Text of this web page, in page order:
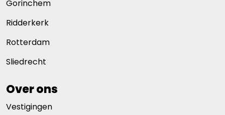
Gorinchem
Ridderkerk
Rotterdam
Sliedrecht
Over ons
Vestigingen